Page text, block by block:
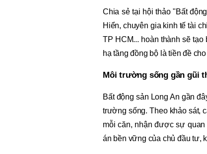
Chia sẻ tại hội thảo "Bất
Hiển, chuyên gia kinh tế tài
TP HCM... hoàn thành sẽ
hạ tầng đồng bộ là tiền đề
Môi trường sống gần gũi
Bất động sản Long An gần
trường sống. Theo khảo sát,
mỗi căn, nhận được sự
án bền vững của chủ đầu tư,